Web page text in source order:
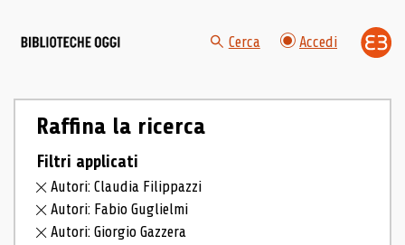
Cerca Accedi
Raffina la ricerca
Filtri applicati
Autori: Claudia Filippazzi
Autori: Fabio Guglielmi
Autori: Giorgio Gazzera